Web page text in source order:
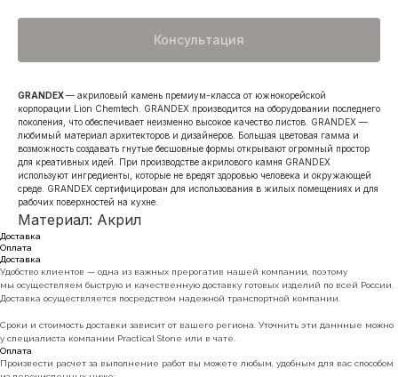
Консультация
GRANDEX— акриловый камень премиум-класса от южнокорейской
корпорации Lion Chemtech. GRANDEX производится на оборудовании последнего
поколения, что обеспечивает неизменно высокое качество листов. GRANDEX —
любимый материал архитекторов и дизайнеров. Большая цветовая гамма и
возможность создавать гнутые бесшовные формы открывают огромный простор
для креативных идей. При производстве акрилового камня GRANDEX
используют ингредиенты, которые не вредят здоровью человека и окружающей
среде. GRANDEX сертифицирован для использования в жилых помещениях и для
рабочих поверхностей на кухне.
Материал: Акрил
Доставка
Оплата
Доставка
Удобство клиентов — одна из важных прерогатив нашей компании, поэтому
мы осуществляем быструю и качественную доставку готовых изделий по всей России.
Доставка осуществляется посредством надежной транспортной компании.
Сроки и стоимость доставки зависит от вашего региона. Уточнить эти даннные можно
у специалиста компании Practical Stone или в чате.
Оплата
Произвести расчет за выполнение работ вы можете любым, удобным для вас способом